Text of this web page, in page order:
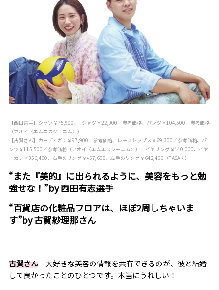
【西田選手】シャツ￥75,900、Tシャツ￥22,000／参考価格、パンツ￥104,500／参考価格
（アオイ〈エムエスジーエム〉）
【古賀さん】カーディガン￥97,900／参考価格、レーストップス￥69,300／参考価格、パ
ンツ￥115,500／参考価格（アオイ〈エムエスジーエム〉） イヤリング￥440,000、イヤ
ーカフ￥356,400、右手のリング￥457,600、左手のリング￥642,400（TASAKI）
“また『美的』に出られるように、美容をもっと勉
強せな！”by 西田有志選手
“百貨店の化粧品フロアは、ほぼ2周しちゃいま
す”by 古賀紗理那さん
古賀さん大好きな美容の情報を共有できるのが、彼と結婚
して良かったことのひとつです。本当にうれしい！